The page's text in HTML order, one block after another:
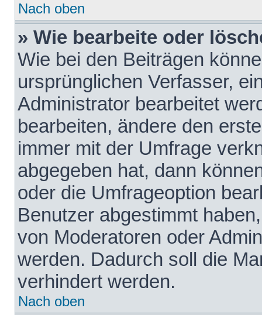
Nach oben
» Wie bearbeite oder
Wie bei den Beiträgen
ursprünglichen Verfasser,
Administrator bearbeitet
bearbeiten, ändere den
immer mit der Umfrage
abgegeben hat, dann
oder die Umfrageoption
Benutzer abgestimmt
von Moderatoren oder
werden. Dadurch soll die
verhindert werden.
Nach oben